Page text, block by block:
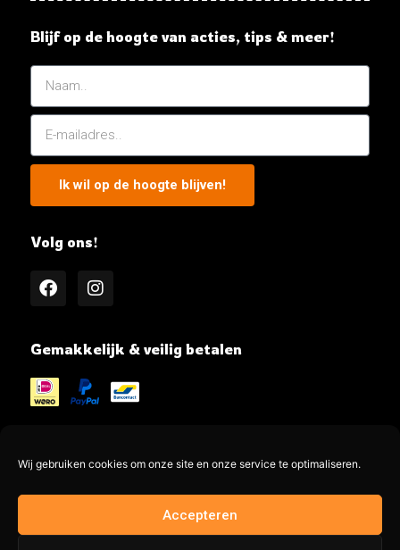
Wij gebruiken cookies om onze site en onze service te optimaliseren.
Accepteren
Blijf op de hoogte van acties, tips & meer!
Ik wil op de hoogte blijven!
Volg ons!
Gemakkelijk & veilig betalen